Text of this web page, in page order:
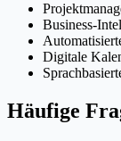
Business-
Digitale
Häufige